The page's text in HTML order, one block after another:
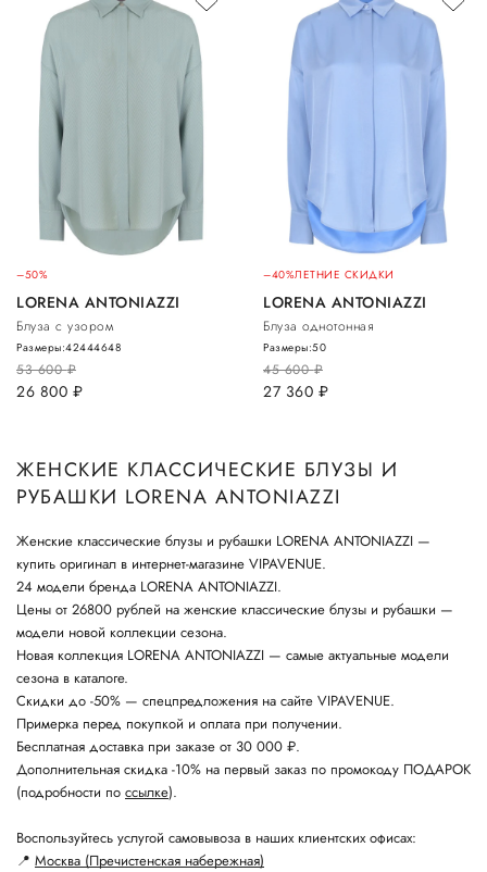
–50%
LORENA ANTONIAZZI
Блуза с узором
53 600руб.
26 800 руб.
Размеры:42444648
–40%ЛЕТНИЕ СКИДКИ
LORENA ANTONIAZZI
Блуза однотонная
45 600руб.
27 360 руб.
Размеры:50
ЖЕНСКИЕ КЛАССИЧЕСКИЕ БЛУЗЫ И
РУБАШКИ LORENA ANTONIAZZI
Женские классические блузы и рубашки LORENA ANTONIAZZI —
купить оригинал в интернет-магазине VIPAVENUE.
24 модели бренда LORENA ANTONIAZZI.
Цены от 26800 рублей на женские классические блузы и рубашки —
модели новой коллекции сезона.
Новая коллекция LORENA ANTONIAZZI — самые актуальные модели
сезона в каталоге.
Скидки до -50% — спецпредложения на сайте VIPAVENUE.
Примерка перед покупкой и оплата при получении.
Бесплатная доставка при заказе от 30 000 ₽.
Дополнительная скидка -10% на первый заказ по промокоду ПОДАРОК
(подробности по ссылке).
Воспользуйтесь услугой самовывоза в наших клиентских офисах:
📍 Москва (Пречистенская набережная)